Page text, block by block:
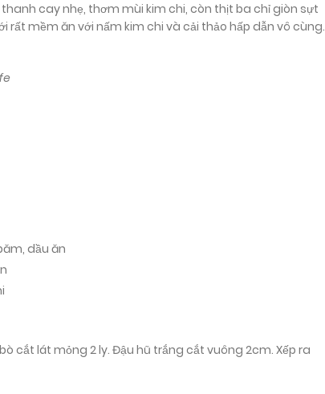
thanh cay nhẹ, thơm mùi kim chi, còn thịt ba chỉ giòn sựt
rất mềm ăn với nấm kim chi và cải thảo hấp dẫn vô cùng.
dầu ăn
cắt lát mỏng 2 ly. Đậu hũ trắng cắt vuông 2cm. Xếp ra